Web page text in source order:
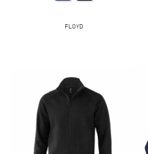
FLOYD